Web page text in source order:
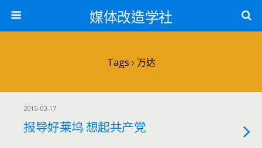
媒体改造学社
Tags › 万达
2015-03-17
报导好莱坞 想起共产党